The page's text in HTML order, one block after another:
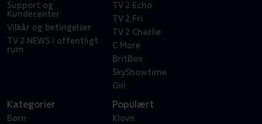
Support og
Kundecenter
Vilkår og betingelser
TV 2 NEWS i offentligt
rum
TV 2 Echo
TV 2 Fri
TV 2 Charlie
C More
BritBox
SkyShowtime
Oiii
Kategorier
Børn
Populært
Klovn